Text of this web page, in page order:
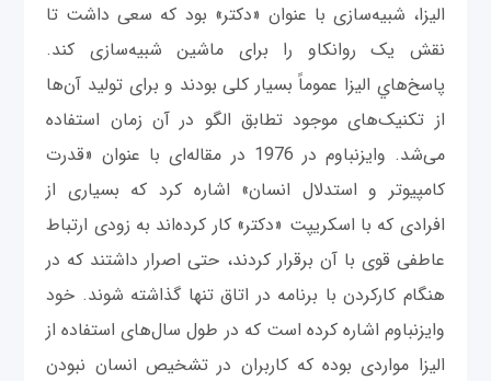
الیزا، شبیه‌سازی با عنوان «دکتر» بود که سعی داشت تا
نقش یک روانکاو را برای ماشین شبیه‌سازی کند.
پاسخ‌هاي الیزا عموماً بسیار کلی بودند و برای تولید آن‌ها
از تکنیک‌های موجود تطابق الگو در آن زمان استفاده
می‌شد. وایزنباوم در 1976 در مقاله‌ای با عنوان «قدرت
کامپیوتر و استدلال انسان» اشاره کرد که بسیاری از
افرادی که با اسکریپت «دکتر» کار کرده‌اند به زودی ارتباط
عاطفی قوی‌ با آن برقرار کردند، حتی اصرار داشتند که در
هنگام کارکردن با برنامه در اتاق تنها گذاشته شوند. خود
وایزنباوم اشاره کرده است که در طول سال‌های استفاده از
الیزا مواردی بوده که کاربران در تشخیص انسان نبودن